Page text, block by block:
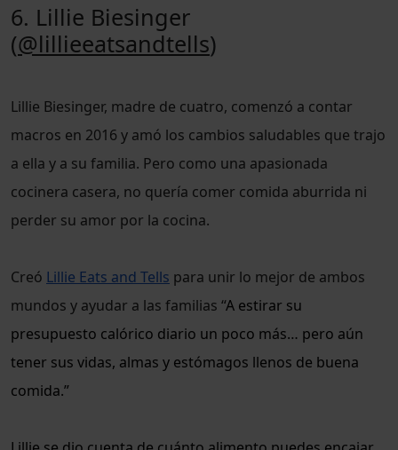
6. Lillie Biesinger
(@lillieeatsandtells)
Lillie Biesinger, madre de cuatro, comenzó a contar
macros en 2016 y amó los cambios saludables que trajo
a ella y a su familia. Pero como una apasionada
cocinera casera, no quería comer comida aburrida ni
perder su amor por la cocina.
Creó Lillie Eats and Tells para unir lo mejor de ambos
mundos y ayudar a las familias “A estirar su
presupuesto calórico diario un poco más… pero aún
tener sus vidas, almas y estómagos llenos de buena
comida.”